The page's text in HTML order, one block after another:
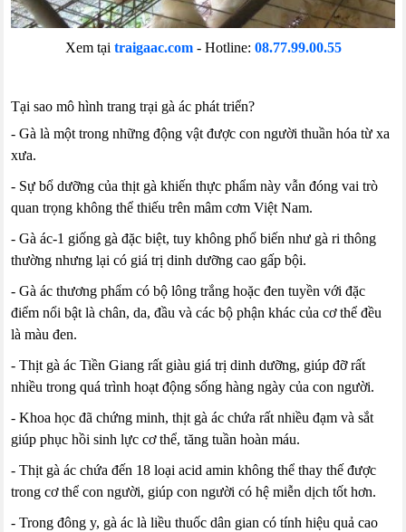
Xem tại traigaac.com- Hotline: 08.77.99.00.55
Tại sao mô hình trang trại gà ác phát triển?
- Gà là một trong những động vật được con người thuần hóa từ xa
xưa.
- Sự bổ dưỡng của thịt gà khiến thực phẩm này vẫn đóng vai trò
quan trọng không thể thiếu trên mâm cơm Việt Nam.
- Gà ác-1 giống gà đặc biệt, tuy không phổ biến như gà ri thông
thường nhưng lại có giá trị dinh dưỡng cao gấp bội.
- Gà ác thương phẩm có bộ lông trắng hoặc đen tuyền với đặc
điểm nổi bật là chân, da, đầu và các bộ phận khác của cơ thể đều
là màu đen.
- Thịt gà ác Tiền Giang rất giàu giá trị dinh dưỡng, giúp đỡ rất
nhiều trong quá trình hoạt động sống hàng ngày của con người.
- Khoa học đã chứng minh, thịt gà ác chứa rất nhiều đạm và sắt
giúp phục hồi sinh lực cơ thể, tăng tuần hoàn máu.
- Thịt gà ác chứa đến 18 loại acid amin không thể thay thế được
trong cơ thể con người, giúp con người có hệ miễn dịch tốt hơn.
- Trong đông y, gà ác là liều thuốc dân gian có tính hiệu quả cao